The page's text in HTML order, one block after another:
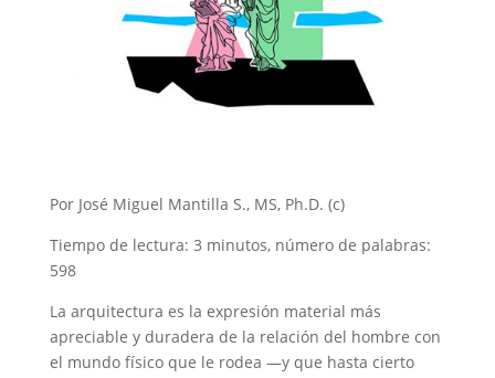
Por José Miguel Mantilla S., MS, Ph.D. (c)
Tiempo de lectura: 3 minutos, número de palabras:
598
La arquitectura es la expresión material más
apreciable y duradera de la relación del hombre con
el mundo físico que le rodea —y que hasta cierto